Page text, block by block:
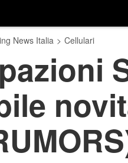
News Italia > Cellulari